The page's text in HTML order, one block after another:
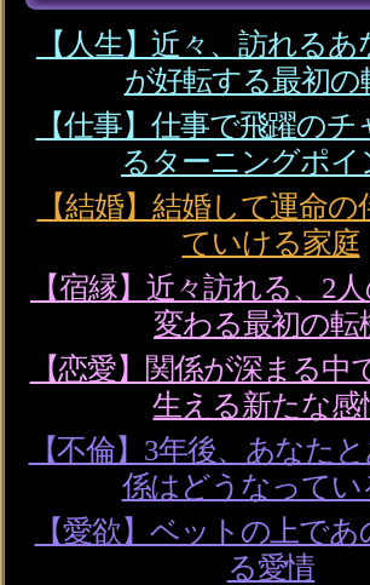
【手加減無しの暴露霊視
◆20項】想い/全感情
会員価格2,530円(税込)
通常価格2,860円(税込)
収入UP＆大成叶う【著名
な起業家も崇拝】あなた
の仕事霊視◆才/天職
会員価格 1,980円(税込)
通常価格2,200円(税込)
トップページに戻る
新着占い
新着リリース占いコンテンツ